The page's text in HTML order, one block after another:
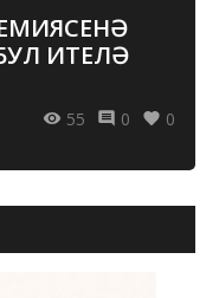
ИТЕЛӘ
55 0 0